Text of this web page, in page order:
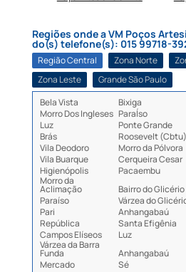
Regiões onde a VM Poços
do(s) telefone(s): 015 99718-
Região Central Zona Norte
Zona Leste
Grande São Paulo
Bela Vista
Bixiga
Morro Dos Ingleses ParaÍso
Luz
Ponte Grande
Brás
Roosevelt (Cbtu)
Vila Deodoro
Morro da Pólvora
Vila Buarque
Cerqueira Cesar
Higienópolis
Pacaembu
Morro da
Aclimação Bairro do Glicério
Paraíso
Várzea do
Pari
Anhangabaú
República
Santa Efigênia
Campos Elíseos
Luz
Várzea da Barra
Funda Anhangabaú
Mercado
Sé